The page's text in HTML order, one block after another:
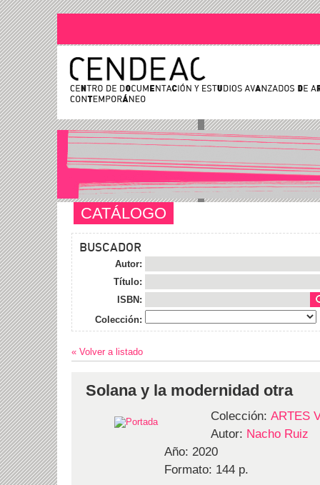
CATÁLOGO
BUSCADOR
Autor:
Título:
ISBN:
Colección:
« Volver a listado
Solana y la modernidad otra
Colección: ARTES
Autor: Nacho Ruiz
Año: 2020
Formato: 144 p.